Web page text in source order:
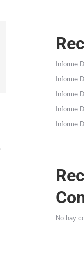
Informe
Informe
Informe
Informe
Informe
No hay